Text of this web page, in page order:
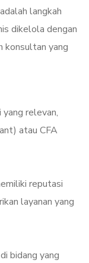
langkah
dikelola dengan
konsultan yang
relevan,
atau CFA
reputasi
layanan yang
bidang yang